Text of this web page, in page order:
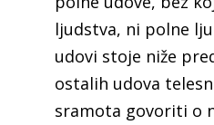
ljudstva, ni polne
udovi stoje niže
ostalih udova
sramota govoriti o